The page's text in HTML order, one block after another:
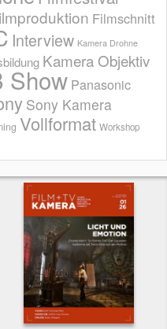
Filmschnitt
Interview Kamera Drohne
Kamera Objektiv
Show Panasonic
Sony Kamera
Vollformat Workshop